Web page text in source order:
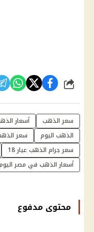
شارك
سعر الذهب أسعار
الذهب اليوم
سعر الذهب
سعر جرام الذهب عيار 18
أسعار الذهب في مصر
محتوى مدفوع